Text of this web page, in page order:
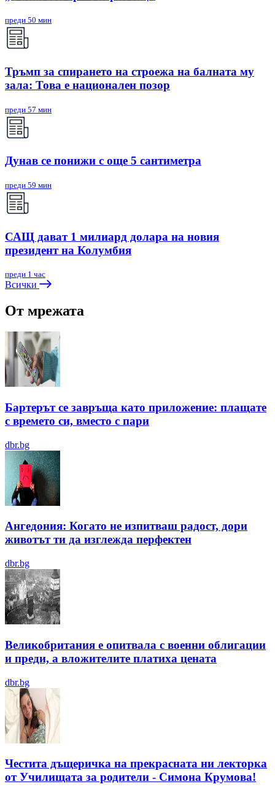
преди 50 мин
Тръмп за спирането на строежа на балната му
зала: Това е национален позор
преди 57 мин
Дунав се понижи с още 5 сантиметра
преди 59 мин
САЩ дават 1 милиард долара на новия
президент на Колумбия
преди 1 час
Всички
От мрежата
Бартерът се завръща като приложение: плащате
с времето си, вместо с пари
dbr.bg
Ангедония: Когато не изпитваш радост, дори
животът ти да изглежда перфектен
dbr.bg
Великобритания е опитвала с военни облигации
и преди, а вложителите платиха цената
dbr.bg
Честита дъщеричка на прекрасната ни лекторка
от Училищата за родители - Симона Крумова!